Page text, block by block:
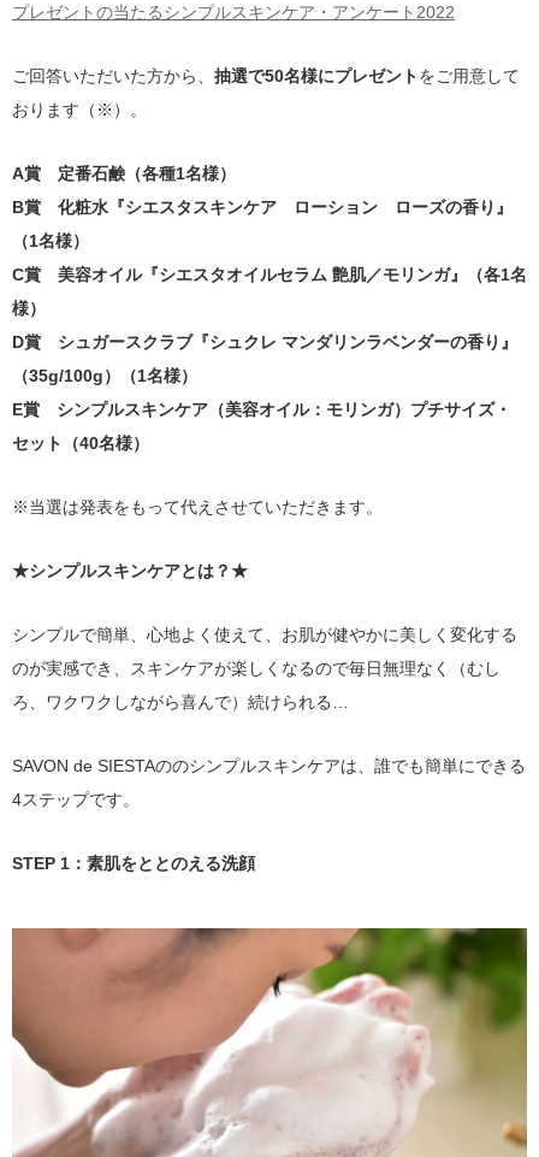
プレゼントの当たるシンプルスキンケア・アンケート2022
ご回答いただいた方から、 抽選で50名様にプレゼントをご用意して
おります（※）。
A賞 定番石鹸（各種1名様）
B賞 化粧水『シエスタスキンケア ローション ローズの香り』
（1名様）
C賞 美容オイル『シエスタオイルセラム 艶肌／モリンガ』（各1名
様）
D賞 シュガースクラブ『シュクレ マンダリンラベンダーの香り』
（35g/100g）（1名様）
E賞 シンプルスキンケア（美容オイル：モリンガ）プチサイズ・
セット（40名様）
※当選は発表をもって代えさせていただきます。
★シンプルスキンケアとは？★
シンプルで簡単、心地よく使えて、お肌が健やかに美しく変化する
のが実感でき、スキンケアが楽しくなるので毎日無理なく（むし
ろ、ワクワクしながら喜んで）続けられる…
SAVON de SIESTAののシンプルスキンケアは、誰でも簡単にできる
4ステップです。
STEP 1：素肌をととのえる洗顔